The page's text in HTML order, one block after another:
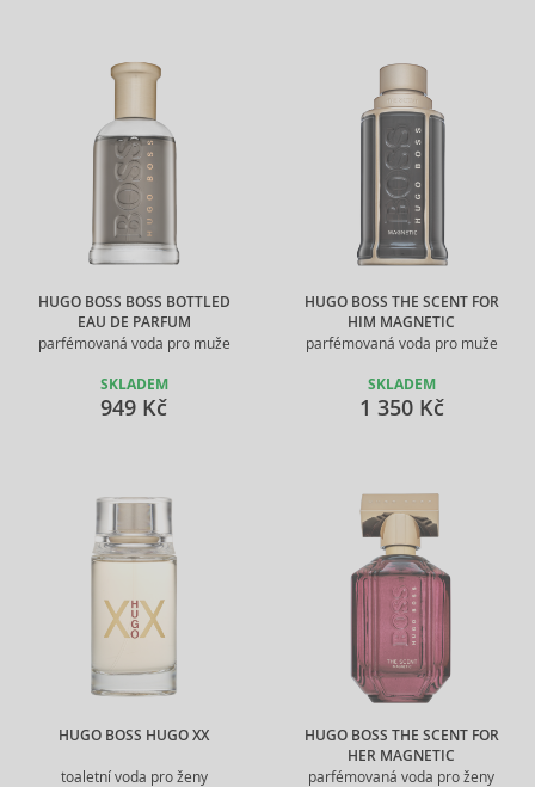
HUGO BOSS BOSS BOTTLED
EAU DE PARFUM
parfémovaná voda pro muže
SKLADEM
949 Kč
HUGO BOSS THE SCENT FOR
HIM MAGNETIC
parfémovaná voda pro muže
SKLADEM
1 350 Kč
HUGO BOSS HUGO XX
toaletní voda pro ženy
HUGO BOSS THE SCENT FOR
HER MAGNETIC
parfémovaná voda pro ženy